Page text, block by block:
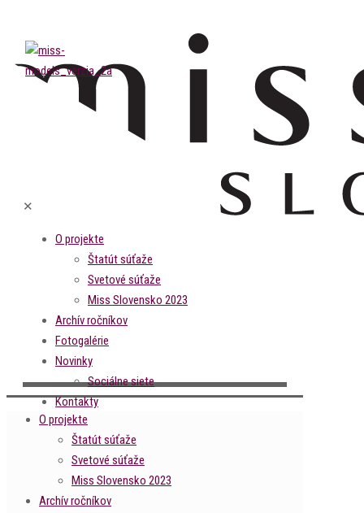
✕
O projekte
Štatút súťaže
Svetové súťaže
Miss Slovensko 2023
Archív ročníkov
Fotogalérie
Novinky
Sociálne siete
Kontakty
O projekte
Štatút súťaže
Svetové súťaže
Miss Slovensko 2023
Archív ročníkov